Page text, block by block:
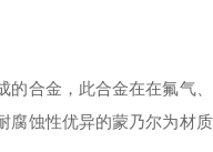
合金，此合金在在氟气
蚀性优异的蒙乃尔为材